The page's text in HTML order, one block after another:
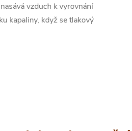
vzduch k vyrovnání
kapaliny, když se tlakový
postřikovače.